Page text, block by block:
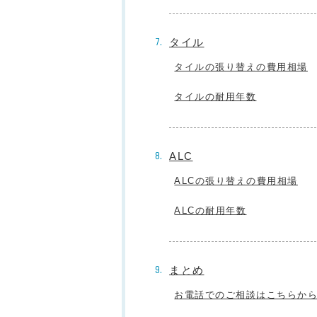
タイル
タイルの張り替えの費用相場
タイルの耐用年数
ALC
ALCの張り替えの費用相場
ALCの耐用年数
まとめ
お電話でのご相談はこちらか